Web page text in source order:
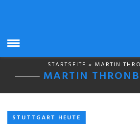
STARTSEITE » MARTIN
MARTIN
STUTTGART HEUTE